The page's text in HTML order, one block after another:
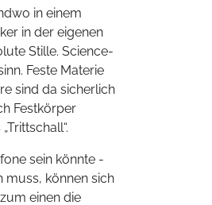
in einem
in der eigenen
Stille. Science-
Feste Materie
sind da sicherlich
Festkörper
sein könnte -
muss, können sich
einen die